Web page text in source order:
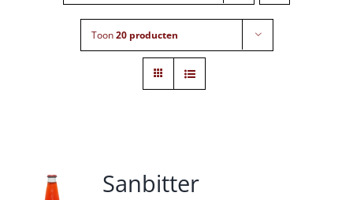
Toon20 producten
Sanbitter